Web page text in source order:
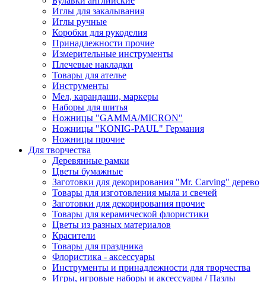
Иглы для закалывания
Иглы ручные
Коробки для рукоделия
Принадлежности прочие
Измерительные инструменты
Плечевые накладки
Товары для ателье
Инструменты
Мел, карандаши, маркеры
Наборы для шитья
Ножницы "GAMMA/MICRON"
Ножницы "KONIG-PAUL" Германия
Ножницы прочие
Для творчества
Деревянные рамки
Цветы бумажные
Заготовки для декорирования "Mr. Carving" дерево
Товары для изготовления мыла и свечей
Заготовки для декорирования прочие
Товары для керамической флористики
Цветы из разных материалов
Красители
Товары для праздника
Флористика - аксессуары
Инструменты и принадлежности для творчества
Игры, игровые наборы и аксессуары / Пазлы